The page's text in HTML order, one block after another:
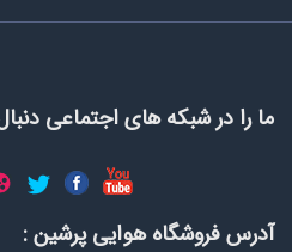
دنبال کنید
پرشین :